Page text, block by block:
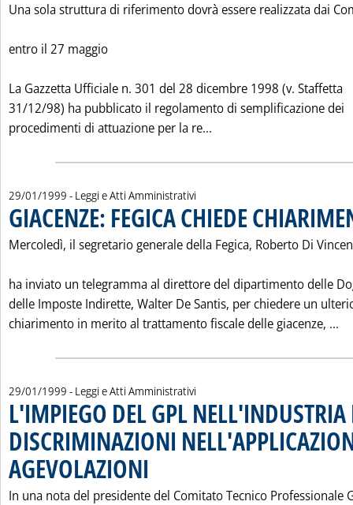
Una sola struttura di riferimento dovrà essere realizzata dai
entro il 27 maggio
La Gazzetta Ufficiale n. 301 del 28 dicembre 1998 (v. Staffetta
31/12/98) ha pubblicato il regolamento di semplificazione dei
procedimenti di attuazione per la re...
29/01/1999 - Leggi e Atti Amministrativi
GIACENZE: FEGICA CHIEDE
Mercoledì, il segretario generale della Fegica, Roberto Di
ha inviato un telegramma al direttore del dipartimento delle
delle Imposte Indirette, Walter De Santis, per chiedere un
chiarimento in merito al trattamento fiscale delle giacenze, ...
29/01/1999 - Leggi e Atti Amministrativi
L'IMPIEGO DEL GPL NELL'INDUSTRIA
DISCRIMINAZIONI
AGEVOLAZIONI
In una nota del presidente del Comitato Tecnico Professionale